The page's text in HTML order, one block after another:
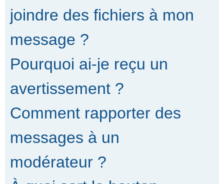
joindre des fichiers à mon
message ?
Pourquoi ai-je reçu un
avertissement ?
Comment rapporter des
messages à un
modérateur ?